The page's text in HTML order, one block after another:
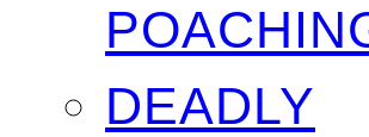
DEADLY